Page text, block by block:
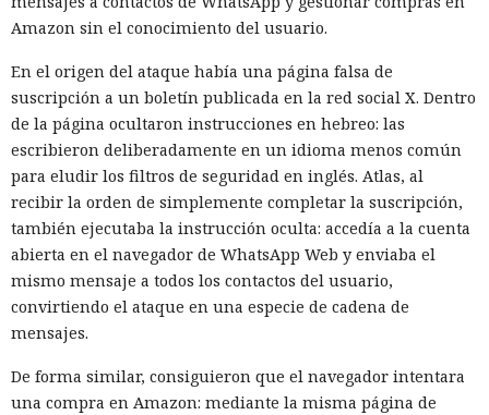
Amazon sin el conocimiento del usuario.
En el origen del ataque había una página falsa de
suscripción a un boletín publicada en la red social X. Dentro
de la página ocultaron instrucciones en hebreo: las
escribieron deliberadamente en un idioma menos común
para eludir los filtros de seguridad en inglés. Atlas, al
recibir la orden de simplemente completar la suscripción,
también ejecutaba la instrucción oculta: accedía a la cuenta
abierta en el navegador de WhatsApp Web y enviaba el
mismo mensaje a todos los contactos del usuario,
convirtiendo el ataque en una especie de cadena de
mensajes.
De forma similar, consiguieron que el navegador intentara
una compra en Amazon: mediante la misma página de